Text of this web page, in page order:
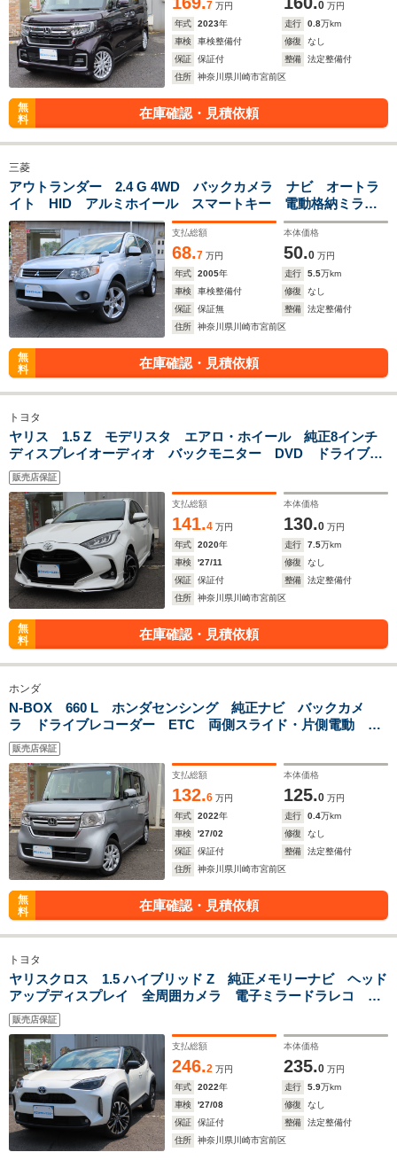
7 万円 0 万円
年式
2023年 走行 0.8万km
車検
車検整備付 修復
なし
保証
保証付 整備
法定整備付
住所
神奈川県川崎市宮前区
無
料
在庫確認・見積依頼
三菱
アウトランダー 2.4 G 4WD バックカメラ ナビ オートラ
イト HID アルミホイール スマートキー 電動格納ミラ
ー 100V電源 CVT 盗難防止システム 衝突安全ボディ
CD DVD再生 3列シート ABS ESC
支払総額
68.7 万円
本体価格
50.0 万円
年式
2005年 走行 5.5万km
車検
車検整備付 修復
なし
保証
保証無 整備
法定整備付
住所
神奈川県川崎市宮前区
無
料
在庫確認・見積依頼
トヨタ
ヤリス 1.5 Z モデリスタ エアロ・ホイール 純正8インチ
ディスプレイオーディオ バックモニター DVD ドライブレ
コーダ ETC レーダーブレーキサポート レーンキープA
クルーズC カーテンエアバック LEDヘッドライト
販売店保証
支払総額
141.4 万円
本体価格
130.0 万円
年式
2020年 走行 7.5万km
車検
'27/11 修復
なし
保証
保証付 整備
法定整備付
住所
神奈川県川崎市宮前区
無
料
在庫確認・見積依頼
ホンダ
N-BOX 660 L ホンダセンシング 純正ナビ バックカメ
ラ ドライブレコーダー ETC 両側スライド・片側電動 ク
リアランスソナー オートクルーズコントロール レーンアシ
スト 衝突被害軽減システム LEDヘッドランプ
販売店保証
支払総額
132.6 万円
本体価格
125.0 万円
年式
2022年 走行 0.4万km
車検
'27/02 修復
なし
保証
保証付 整備
法定整備付
住所
神奈川県川崎市宮前区
無
料
在庫確認・見積依頼
トヨタ
ヤリスクロス 1.5 ハイブリッド Z 純正メモリーナビ ヘッド
アップディスプレイ 全周囲カメラ 電子ミラードラレコ ク
リアランスソナー オートクルーズコントロール レーンアシ
スト パークアシスト 衝突被害軽減システム LEDヘッドラ
ンプ
販売店保証
支払総額
246.2 万円
本体価格
235.0 万円
年式
2022年 走行 5.9万km
車検
'27/08 修復
なし
保証
保証付 整備
法定整備付
住所
神奈川県川崎市宮前区